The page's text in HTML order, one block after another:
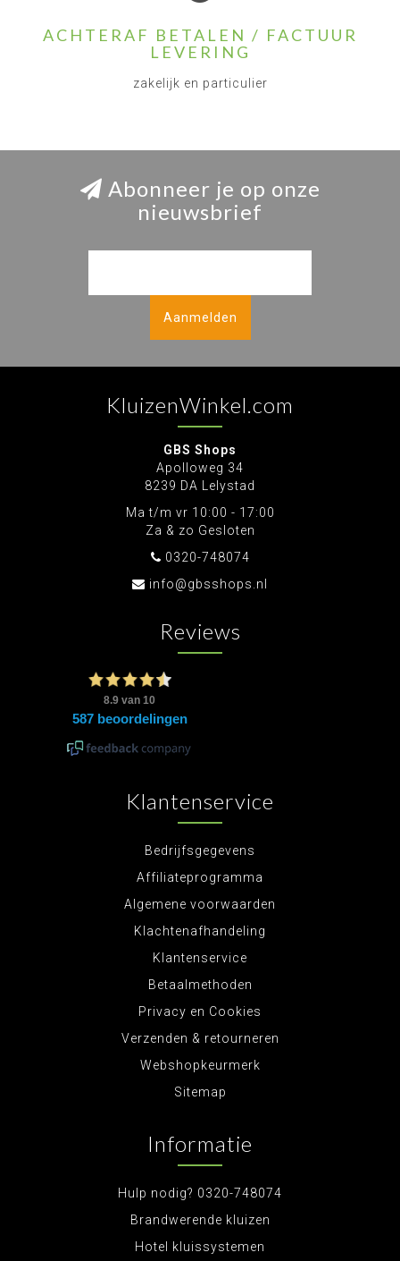
ACHTERAF BETALEN / FACTUUR
LEVERING
zakelijk en particulier
Abonneer je op onze
nieuwsbrief
Aanmelden
KluizenWinkel.com
GBS Shops
Apolloweg 34
8239 DA Lelystad
Ma t/m vr 10:00 - 17:00
Za & zo Gesloten
0320-748074
info@gbsshops.nl
Reviews
Klantenservice
Bedrijfsgegevens
Affiliateprogramma
Algemene voorwaarden
Klachtenafhandeling
Klantenservice
Betaalmethoden
Privacy en Cookies
Verzenden & retourneren
Webshopkeurmerk
Sitemap
Informatie
Hulp nodig? 0320-748074
Brandwerende kluizen
Hotel kluissystemen